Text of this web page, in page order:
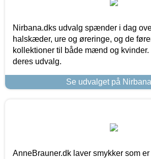
Nirbana.dks udvalg spænder i dag
halskæder, ure og øreringe, og de
kollektioner til både mænd og kvinder.
deres udvalg.
Se udvalget på
AnneBrauner.dk laver smykker som